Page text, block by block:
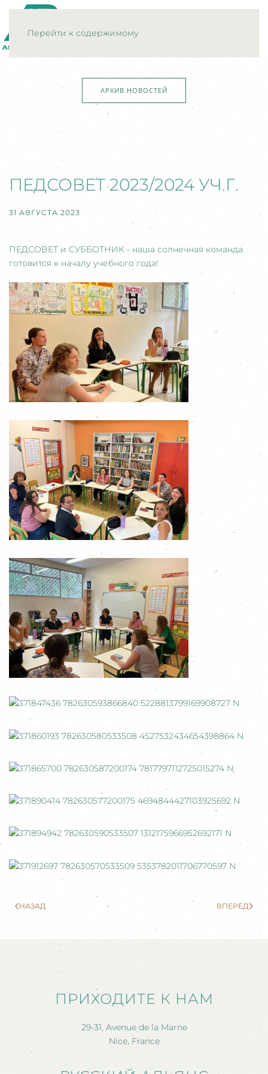
Перейти к содержимому
АРХИВ НОВОСТЕЙ
ПЕДСОВЕТ 2023/2024 УЧ.Г.
31 АВГУСТА 2023
ПЕДСОВЕТ и СУББОТНИК - наша солнечная команда
готовится к началу учебного года!
НАЗАД ВПЕРЕД
ПРИХОДИТЕ К НАМ
29-31, Avenue de la Marne
Nice, France